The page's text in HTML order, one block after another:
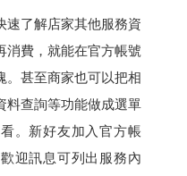
速了解店家其他服務資
消費，就能在官方帳號
。甚至商家也可以把相
料查詢等功能做成選單
。新好友加入官方帳
迎訊息可列出服務內